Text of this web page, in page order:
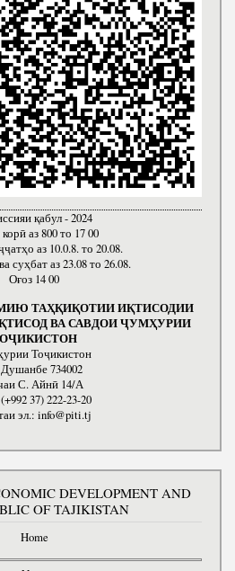
қабул - 2024
аз 800 то 17 00
аз 10.0.8. то 20.08.
суҳбат аз 23.08 то 26.08.
Оғоз 14 00
ТАҲҚИҚОТИИ ИҚТИСОДИИ
ВА САВДОИ ҶУМҲУРИИ
Тоҷикистон
734002
С. Айнӣ 14/А
37) 222-23-20
эл.: info@piti.tj
DEVELOPMENT AND
OF TAJIKISTAN
Home